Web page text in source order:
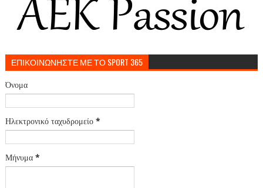
ΕΠΙΚΟΙΝΩΝΗΣΤΕ ΜΕ ΤΟ SPORT 365
Όνομα
Ηλεκτρονικό ταχυδρομείο *
Μήνυμα *